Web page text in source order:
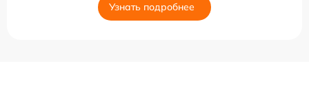
Узнать подробнее